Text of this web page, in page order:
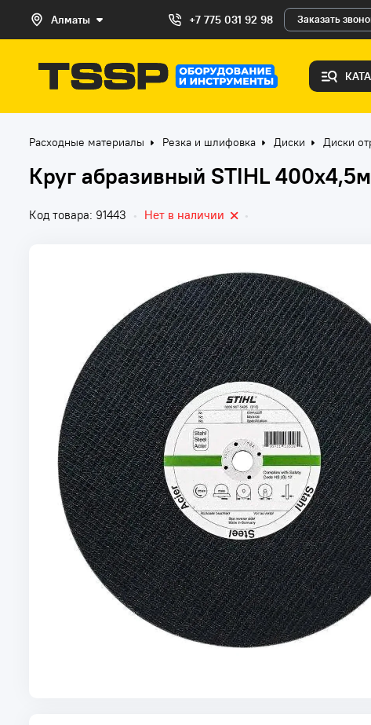
Алматы +7 775 031 92 98 Заказать
Расходные материалы Резка и шлифовка Диски Диски
Круг абразивный STIHL
Код товара: 91443 • Нет в наличии •